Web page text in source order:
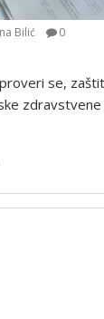
Bilić 0
se,
zdravstvene